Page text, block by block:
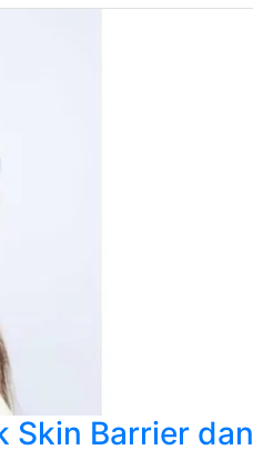
Skin Barrier dan